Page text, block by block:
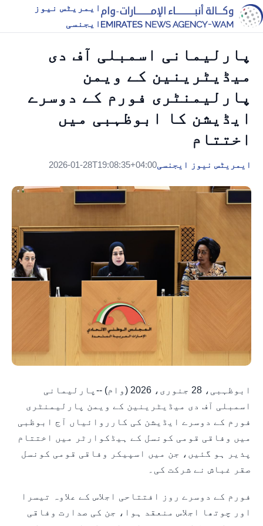
ایمریٹس نیوز
ایجنسی
پارلیمانی اسمبلی آف دی
میڈیٹرینین کے ویمن
پارلیمنٹری فورم کے دوسرے
ایڈیشن کا ابوظہبی میں
اختتام
ایمریٹس نیوز ایجنسی2026-01-28T19:08:35+04:00
ابوظہبی، 28 جنوری، 2026 (وام) --پارلیمانی
اسمبلی آف دی میڈیٹرینین کے ویمن پارلیمنٹری
فورم کے دوسرے ایڈیشن کی کارروائیاں آج ابوظبی
میں وفاقی قومی کونسل کے ہیڈکوارٹر میں اختتام
پذیر ہو گئیں، جن میں اسپیکر وفاقی قومی کونسل
صقر غباش نے شرکت کی۔
فورم کے دوسرے روز افتتاحی اجلاس کے علاوہ تیسرا
اور چوتھا اجلاس منعقد ہوا، جن کی صدارت وفاقی